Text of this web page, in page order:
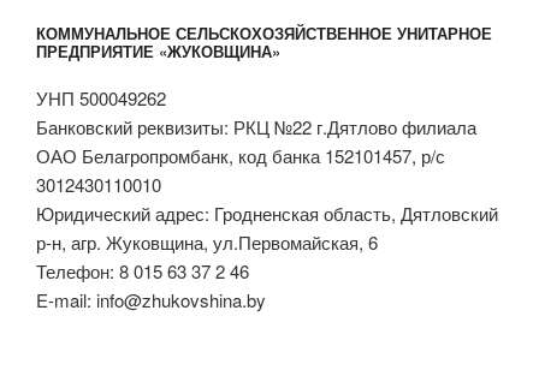
КОММУНАЛЬНОЕ СЕЛЬСКОХОЗЯЙСТВЕННОЕ УНИТАРНОЕ
ПРЕДПРИЯТИЕ «ЖУКОВЩИНА»
УНП 500049262
Банковский реквизиты: РКЦ №22 г.Дятлово филиала
ОАО Белагропромбанк, код банка 152101457, р/с
3012430110010
Юридический адрес: Гродненская область, Дятловский
р-н, агр. Жуковщина, ул.Первомайская, 6
Телефон: 8 015 63 37 2 46
E-mail: info@zhukovshina.by